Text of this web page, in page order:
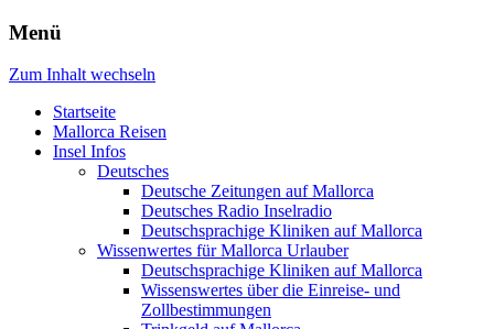
Menü
Zum Inhalt wechseln
Startseite
Mallorca Reisen
Insel Infos
Deutsches
Deutsche Zeitungen auf Mallorca
Deutsches Radio Inselradio
Deutschsprachige Kliniken auf Mallorca
Wissenwertes für Mallorca Urlauber
Deutschsprachige Kliniken auf Mallorca
Wissenswertes über die Einreise- und
Zollbestimmungen